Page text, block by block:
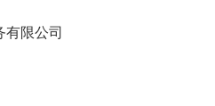
有限公司